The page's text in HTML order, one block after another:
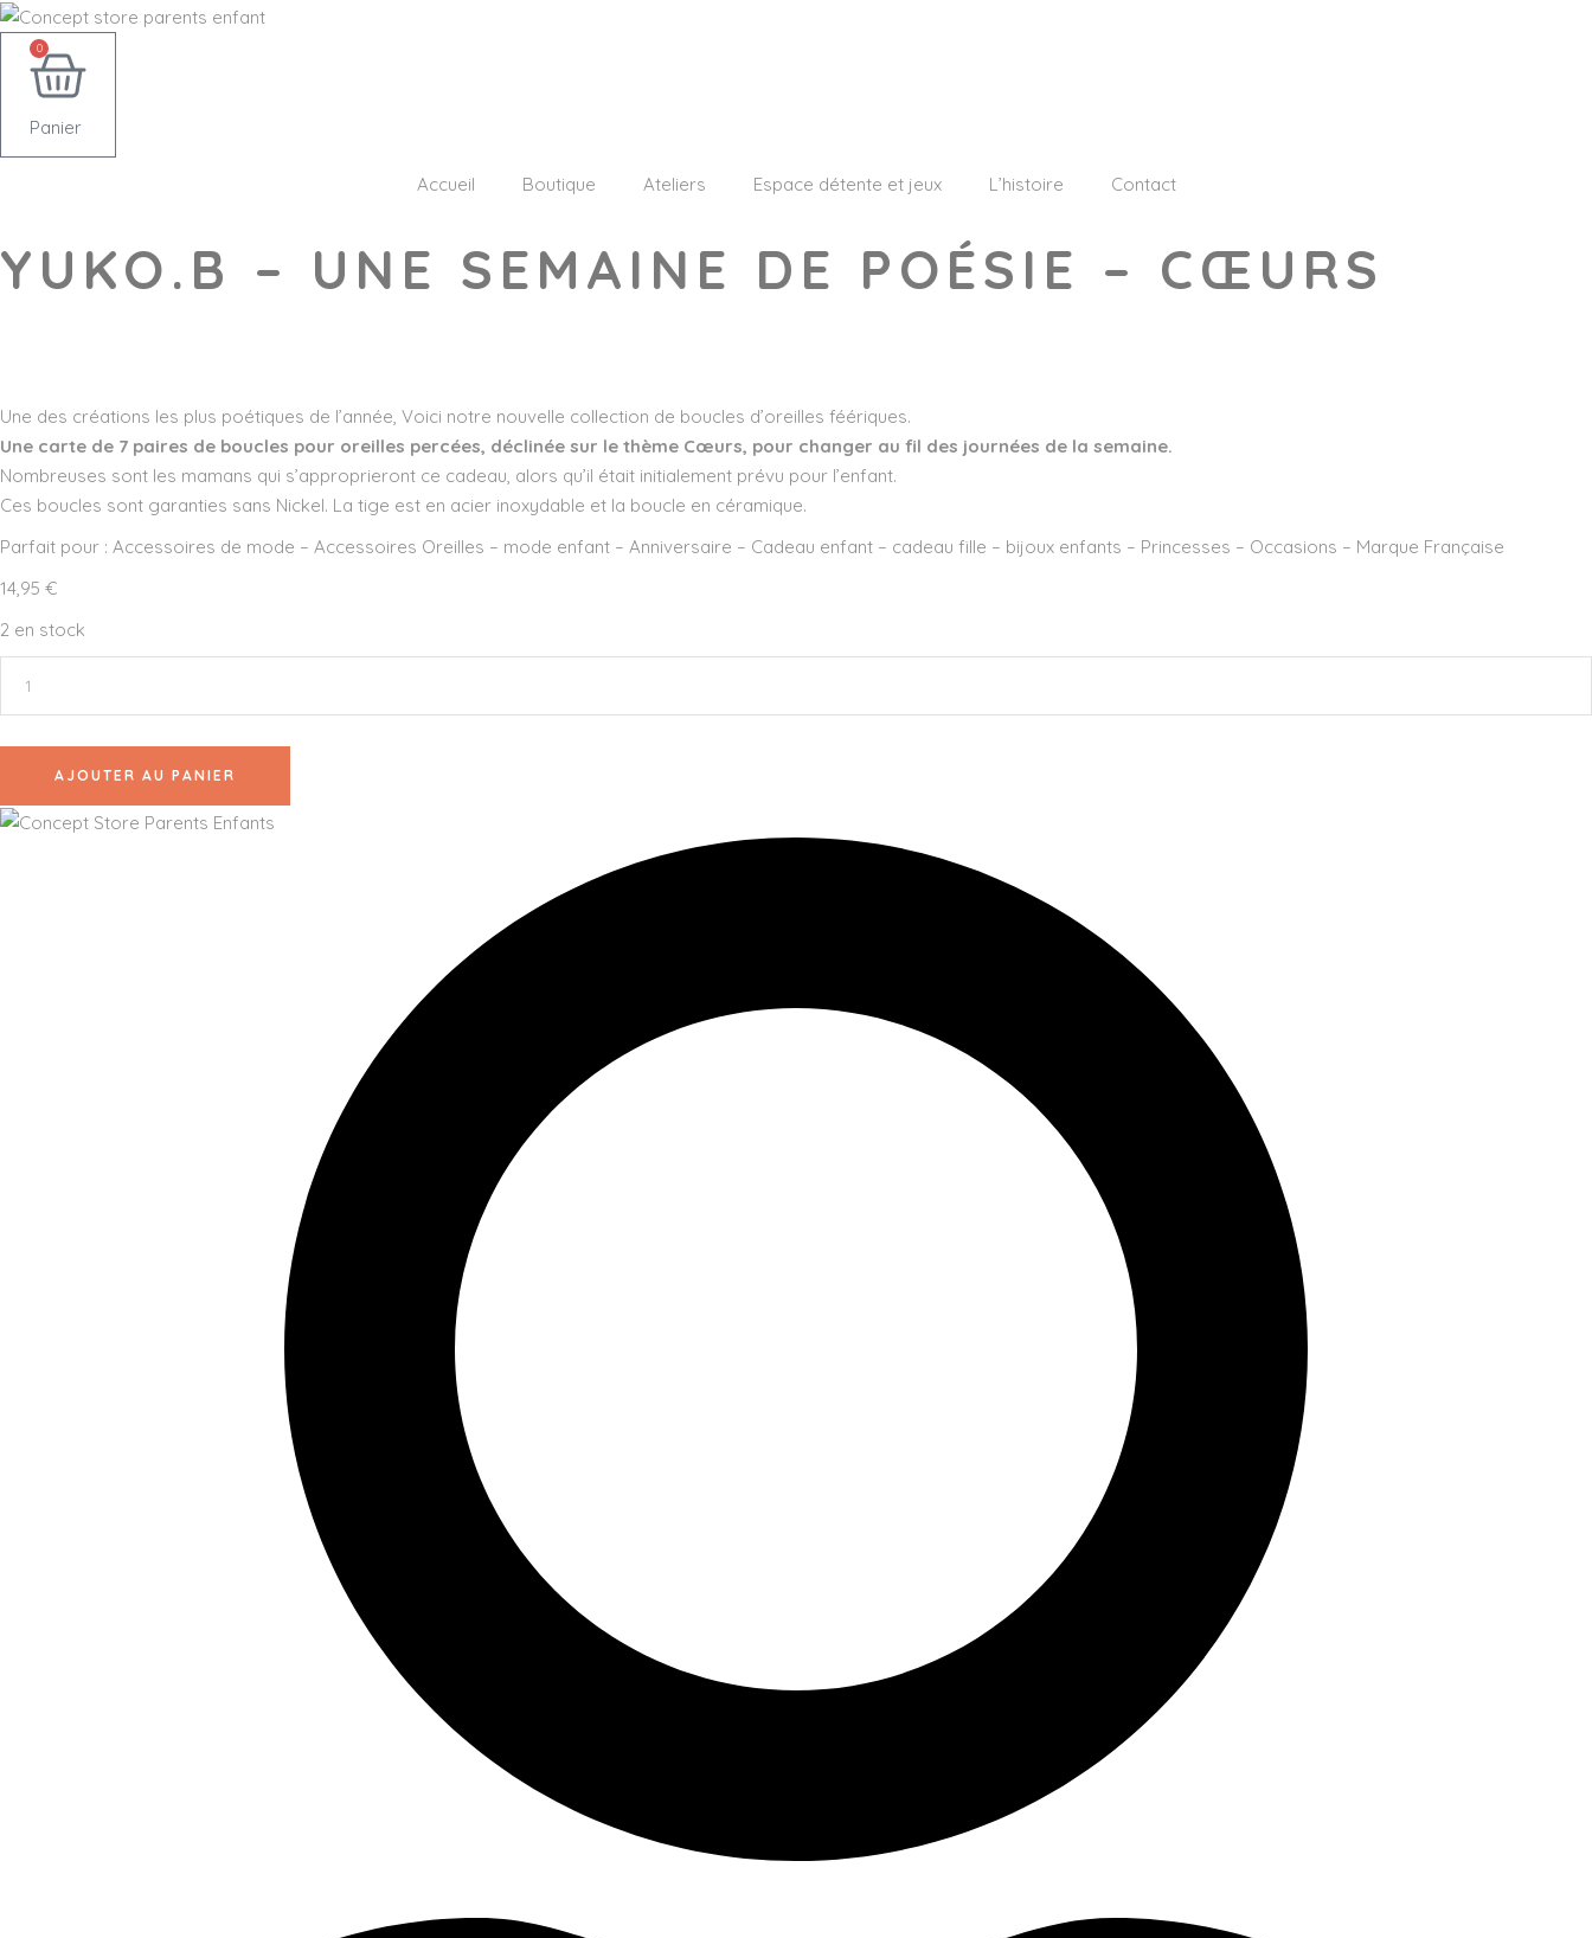
0
Panier
Accueil Boutique Ateliers Espace détente et jeux L’histoire Contact
YUKO.B – UNE SEMAINE DE POÉSIE – CŒURS
Une des créations les plus poétiques de l’année, Voici notre nouvelle collection de boucles d’oreilles féériques.
Une carte de 7 paires de boucles pour oreilles percées, déclinée sur le thème Cœurs, pour changer au fil des journées de la semaine.
Nombreuses sont les mamans qui s’approprieront ce cadeau, alors qu’il était initialement prévu pour l’enfant.
Ces boucles sont garanties sans Nickel. La tige est en acier inoxydable et la boucle en céramique.
Parfait pour : Accessoires de mode – Accessoires Oreilles – mode enfant – Anniversaire – Cadeau enfant – cadeau fille – bijoux enfants – Princesses – Occasions – Marque Française
14,95 €
2 en stock
quantité
Yuko.B
-
semaine
Cœurs
AJOUTER AU PANIER